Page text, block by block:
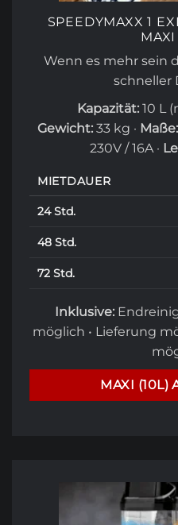
SPEEDYMAXX 1
MAXI
Wenn es mehr sein
schneller
Kapazität: 10 L
Gewicht: 33 kg · Maße:
230V / 16A ·
MIETDAUER
24 Std.
48 Std.
72 Std.
Inklusive:
möglich • Lieferung
MAXI (10L)